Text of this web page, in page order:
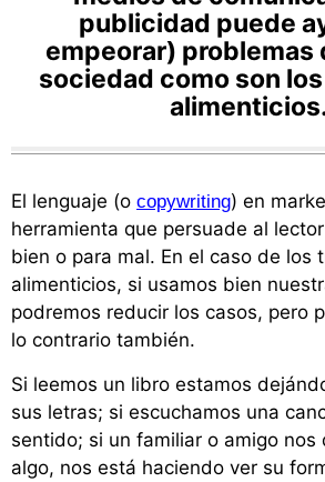
publicidad puede
empeorar) problemas
sociedad como son
El lenguaje (o copywriting) en
herramienta que persuade al
bien o para mal. En el caso de los
alimenticios, si usamos bien
podremos reducir los casos, pero
lo contrario también.
Si leemos un libro estamos
sus letras; si escuchamos una
sentido; si un familiar o amigo nos
algo, nos está haciendo ver su